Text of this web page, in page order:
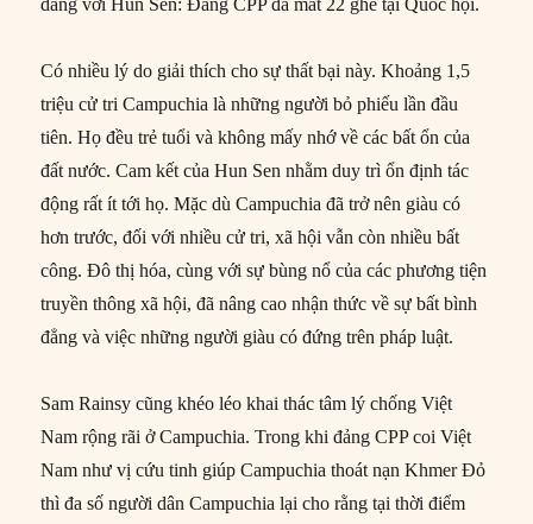
Có nhiều lý do giải thích cho sự thất bại này. Khoảng 1,5
triệu cử tri Campuchia là những người bỏ phiếu lần đầu
tiên. Họ đều trẻ tuổi và không mấy nhớ về các bất ổn của
đất nước. Cam kết của Hun Sen nhằm duy trì ổn định tác
động rất ít tới họ. Mặc dù Campuchia đã trở nên giàu có
hơn trước, đối với nhiều cử tri, xã hội vẫn còn nhiều bất
công. Đô thị hóa, cùng với sự bùng nổ của các phương tiện
truyền thông xã hội, đã nâng cao nhận thức về sự bất bình
đẳng và việc những người giàu có đứng trên pháp luật.
Sam Rainsy cũng khéo léo khai thác tâm lý chống Việt
Nam rộng rãi ở Campuchia. Trong khi đảng CPP coi Việt
Nam như vị cứu tinh giúp Campuchia thoát nạn Khmer Đỏ
thì đa số người dân Campuchia lại cho rằng tại thời điểm